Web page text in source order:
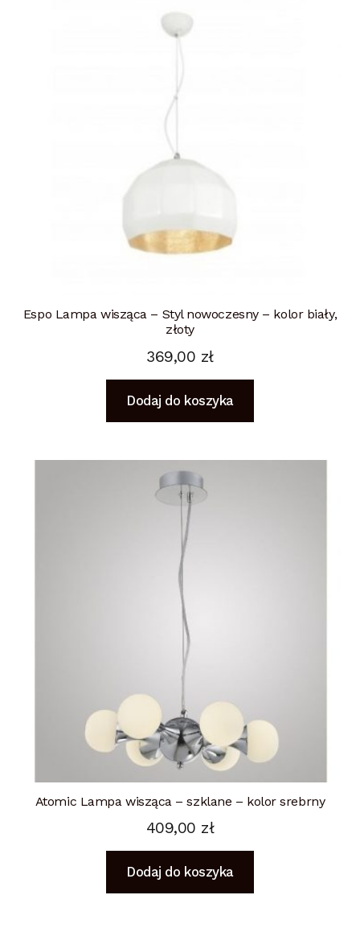
Espo Lampa wisząca – Styl nowoczesny – kolor biały,
złoty
369,00 zł
Dodaj do koszyka
Atomic Lampa wisząca – szklane – kolor srebrny
409,00 zł
Dodaj do koszyka